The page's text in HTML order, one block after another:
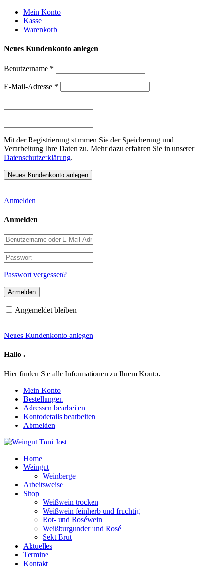
Weiter
zum
Inhalt
Mein Konto
Kasse
Warenkorb
Neues Kundenkonto anlegen
Benutzername *
E-Mail-Adresse *
Mit der Registrierung stimmen Sie der Speicherung und
Verarbeitung Ihre Daten zu. Mehr dazu erfahren Sie in unserer
Datenschutzerklärung.
Anmelden
Anmelden
Benutzername
oder
E-
Mail-
Adresse
Passwort
Passwort vergessen?
Angemeldet bleiben
Neues Kundenkonto anlegen
Hallo .
Hier finden Sie alle Informationen zu Ihrem Konto:
Mein Konto
Bestellungen
Adressen bearbeiten
Kontodetails bearbeiten
Abmelden
Home
Weingut
Weinberge
Arbeitsweise
Shop
Weißwein trocken
Weißwein feinherb und fruchtig
Rot- und Roséwein
Weißburgunder und Rosé
Sekt Brut
Aktuelles
Termine
Kontakt